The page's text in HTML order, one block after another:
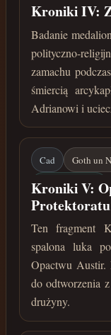
Lupis
lipiec 34 roku
Kroniki IV:
Badanie
polityczno-
zamachu
śmiercią
Adrianowi i
Cad Goth un
Opactwo Austir
Zaszyfrowana mapa
październik 34
Kroniki V:
Protektoratu
Ten fragment
spalona luka
Opactwu Austir.
do odtworzenia
drużyny.